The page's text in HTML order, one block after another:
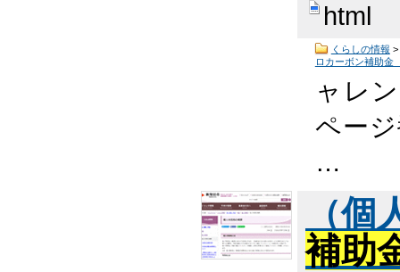
html
くらしの情報 >
ロカーボン補助金
ャレ
ペー
…
（
補助